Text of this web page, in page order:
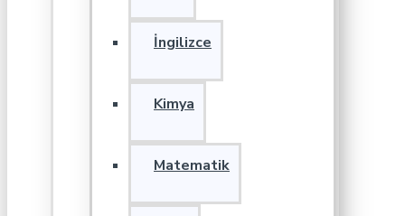
İngilizce
Kimya
Matematik